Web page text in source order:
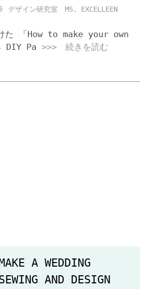
デザイン研究室 MS. EXCELLEEN
た 「How to make your own
DIY Pa >>> 続きを読む
A WEDDING
AND DESIGN